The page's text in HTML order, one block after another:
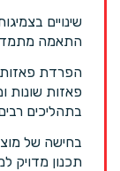
שינויים
התאמה
הפרדת פאזות
פאזות שונות
בתהליכים
בחישה של
תכנון מדויק